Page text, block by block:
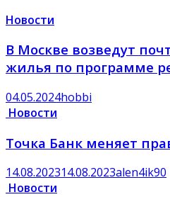
Новости
В Москве возведут
жилья по программе
04.05.2024hobbi
Новости
Точка Банк меняет
14.08.202314.08.2023alen4ik90
Новости